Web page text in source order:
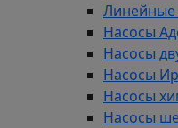
Насосы
Насосы
Насосы
Насосы
Насосы